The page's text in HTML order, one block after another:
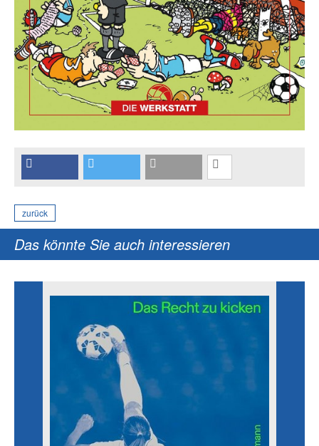
zurück
Das könnte Sie auch interessieren